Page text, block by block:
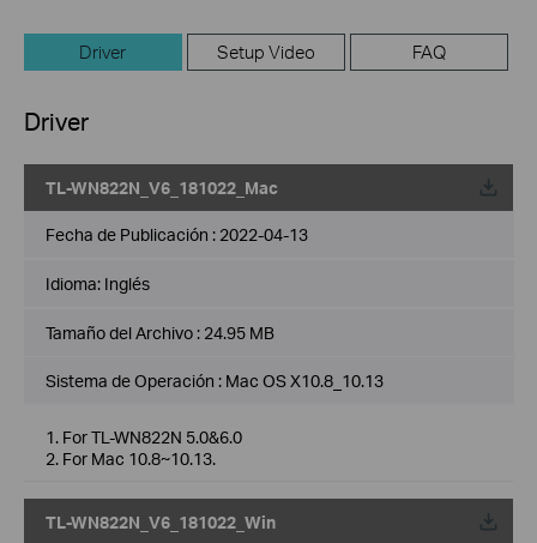
Driver Setup Video FAQ
Driver
TL-WN822N_V6_181022_Mac
Fecha de Publicación : 2022-04-13
Idioma: Inglés
Tamaño del Archivo : 24.95 MB
Sistema de Operación : Mac OS X10.8_10.13
1. For TL-WN822N 5.0&6.0
2. For Mac 10.8~10.13.
TL-WN822N_V6_181022_Win